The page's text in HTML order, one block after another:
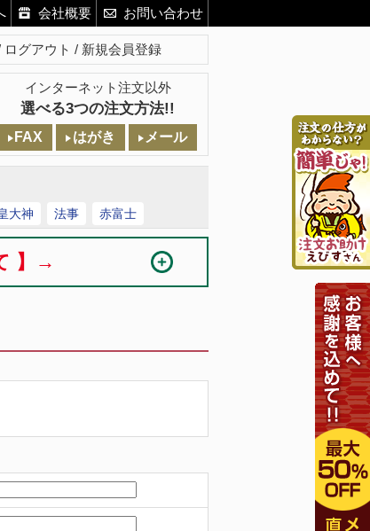
会社概要 お問い合わせ
ログアウト 新規会員登録
インターネット注文以外
選べる3つの注文方法!!
FAX はがき メール
大神 法事 赤富士
て 】→